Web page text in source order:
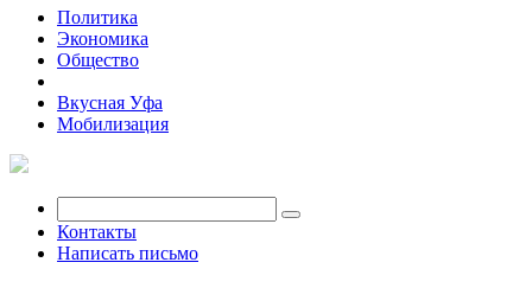
Политика
Экономика
Общество
Вкусная Уфа
Мобилизация
Контакты
Написать письмо